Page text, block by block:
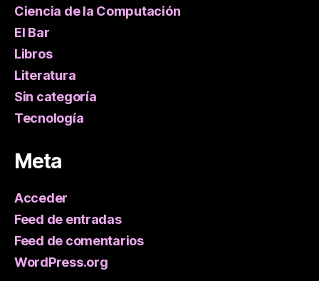
Ciencia de la Computación
El Bar
Libros
Literatura
Sin categoría
Tecnología
Meta
Acceder
Feed de entradas
Feed de comentarios
WordPress.org